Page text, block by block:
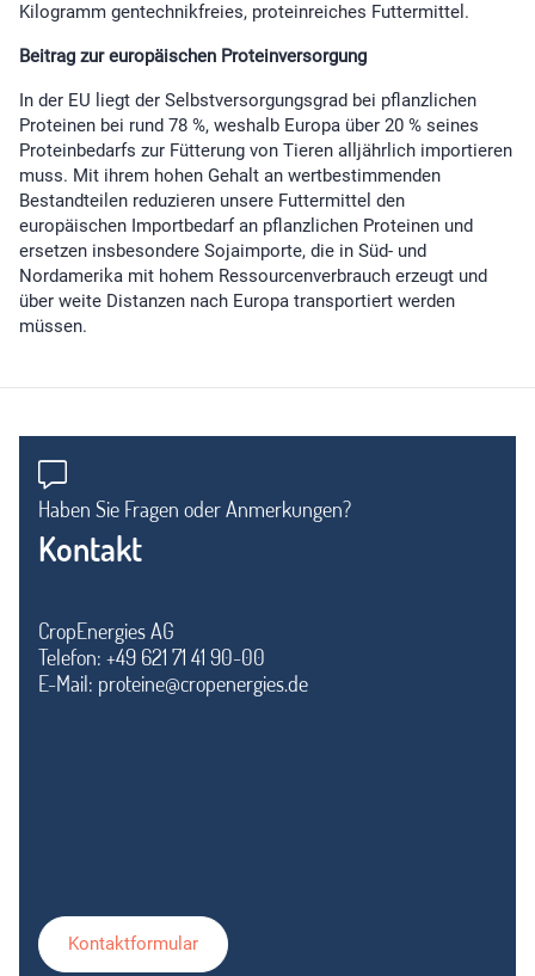
Kilogramm gentechnikfreies, proteinreiches Futtermittel.
Beitrag zur europäischen Proteinversorgung
In der EU liegt der Selbstversorgungsgrad bei pflanzlichen
Proteinen bei rund 78 %, weshalb Europa über 20 % seines
Proteinbedarfs zur Fütterung von Tieren alljährlich importieren
muss. Mit ihrem hohen Gehalt an wertbestimmenden
Bestandteilen reduzieren unsere Futtermittel den
europäischen Importbedarf an pflanzlichen Proteinen und
ersetzen insbesondere Sojaimporte, die in Süd- und
Nordamerika mit hohem Ressourcenverbrauch erzeugt und
über weite Distanzen nach Europa transportiert werden
müssen.
Haben Sie Fragen oder Anmerkungen?
Kontakt
CropEnergies AG
Telefon: +49 621 71 41 90-00
E-Mail: proteine@cropenergies.de
Kontaktformular